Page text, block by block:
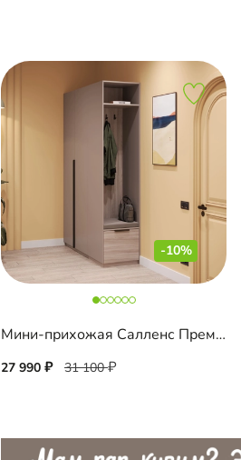
-10%
Мини-прихожая Салленс Премиум торцевая
27 990 31 100